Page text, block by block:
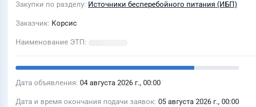
Закупки по разделу Источники бесперебойного питания (ИБП)
Заказчик Корсис
Наименование ЭТП
Дата объявления 04 августа 2026 г., 00:00
Дата и время окончания подачи заявок 05 августа 2026 г., 00:00